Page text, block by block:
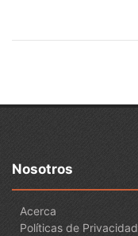
Nosotros
Acerca
Políticas de Privacidad